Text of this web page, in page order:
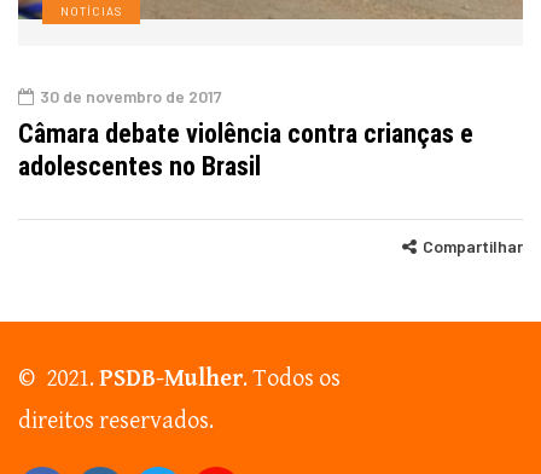
NOTÍCIAS
30 de novembro de 2017
Câmara debate violência contra crianças e
adolescentes no Brasil
Compartilhar
© 2021.PSDB-Mulher. Todos os
direitos reservados.